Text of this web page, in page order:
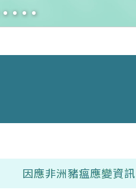
應變資訊專區 8/7(五)城